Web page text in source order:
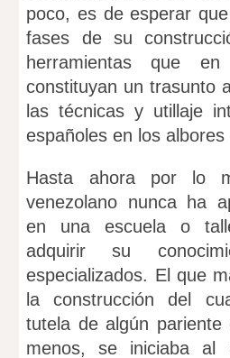
poco, es de esperar
fases de su
herramientas que en
constituyan un trasunto
las técnicas y utillaje
españoles en los albores
Hasta ahora por lo
venezolano nunca ha
en una escuela o
adquirir su
especializados. El que
la construcción del
tutela de algún
menos, se iniciaba